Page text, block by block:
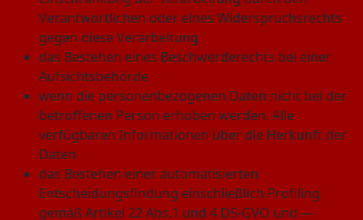
Verantwortlichen oder eines Widerspruchsrechts
gegen diese Verarbeitung
das Bestehen eines Beschwerderechts bei einer
Aufsichtsbehörde
wenn die personenbezogenen Daten nicht bei der
betroffenen Person erhoben werden: Alle
verfügbaren Informationen über die Herkunft der
Daten
das Bestehen einer automatisierten
Entscheidungsfindung einschließlich Profiling
gemäß Artikel 22 Abs.1 und 4 DS-GVO und —